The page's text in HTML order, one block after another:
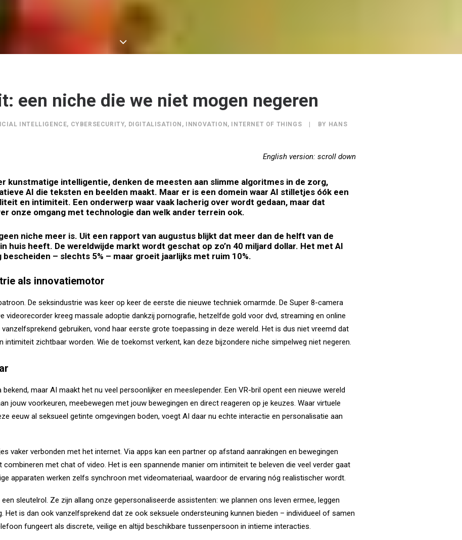
een niche die we niet mogen negeren
INTELLIGENCE, CYBERSECURITY, DIGITALISATION , INNOVATION , INTERNET OF THINGS BY HANS
English version: scroll down
kunstmatige intelligentie, denken de meesten aan slimme algoritmes in de zorg,
AI die teksten en beelden maakt. Maar er is een domein waar AI stilletjes óók een
en intimiteit. Een onderwerp waar vaak lacherig over wordt gedaan, maar dat
onze omgang met technologie dan welk ander terrein ook.
niche meer is. Uit een rapport van augustus blijkt dat meer dan de helft van de
huis heeft. De wereldwijde markt wordt geschat op zo’n 40 miljard dollar. Het met AI
– slechts 5% – maar groeit jaarlijks met ruim 10%.
als innovatiemotor
De seksindustrie was keer op keer de eerste die nieuwe techniek omarmde. De Super 8-camera
videorecorder kreeg massale adoptie dankzij pornografie, hetzelfde gold voor dvd, streaming en online
gebruiken, vond haar eerste grote toepassing in deze wereld. Het is dus niet vreemd dat
intimiteit zichtbaar worden. Wie de toekomst verkent, kan deze bijzondere niche simpelweg niet negeren.
maar AI maakt het nu veel persoonlijker en meeslepender. Een VR-bril opent een nieuwe wereld
jouw voorkeuren, meebewegen met jouw bewegingen en direct reageren op je keuzes. Waar virtuele
eeuw al seksueel getinte omgevingen boden, voegt AI daar nu echte interactie en personalisatie aan
vaker verbonden met het internet. Via apps kan een partner op afstand aanrakingen en bewegingen
met chat of video. Het is een spannende manier om intimiteit te beleven die veel verder gaat
apparaten werken zelfs synchroon met videomateriaal, waardoor de ervaring nóg realistischer wordt.
sleutelrol. Ze zijn allang onze gepersonaliseerde assistenten: we plannen ons leven ermee, leggen
Het is dan ook vanzelfsprekend dat ze ook seksuele ondersteuning kunnen bieden – individueel of samen
fungeert als discrete, veilige en altijd beschikbare tussenpersoon in intieme interacties.